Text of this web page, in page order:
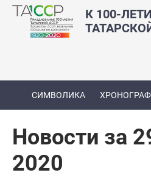
К 100-
СИМВОЛИКА ХРОНОГРАФ
Новости за
2020